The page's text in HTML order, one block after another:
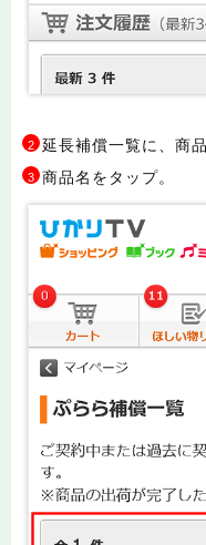
2 延長補償一覧に、商
3 商品名をタップ。